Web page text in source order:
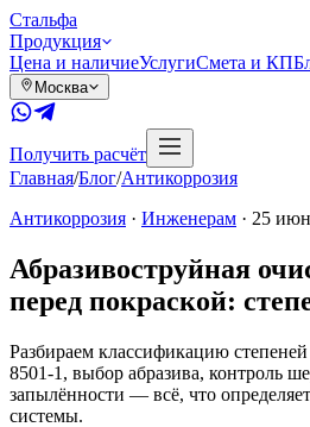
Стальфа
Продукция
Цена и наличиеУслугиСмета и КП
Москва
Получить расчёт
Главная/Блог/Антикоррозия
Антикоррозия · Инженерам · 25
Абразивоструйная
перед покраской:
Разбираем классификацию
8501-1, выбор абразива, контроль
запылённости — всё, что
системы.